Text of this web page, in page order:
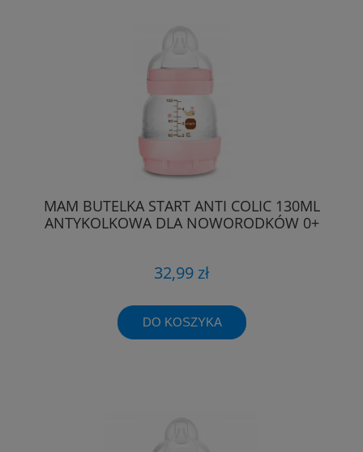
MAM BUTELKA START ANTI COLIC 130ML
ANTYKOLKOWA DLA NOWORODKÓW 0+
32,99 zł
DO KOSZYKA